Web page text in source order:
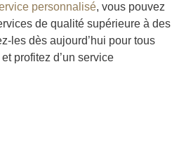
personnalisé, vous pouvez
de qualité supérieure à des
les dès aujourd’hui pour tous
profitez d’un service